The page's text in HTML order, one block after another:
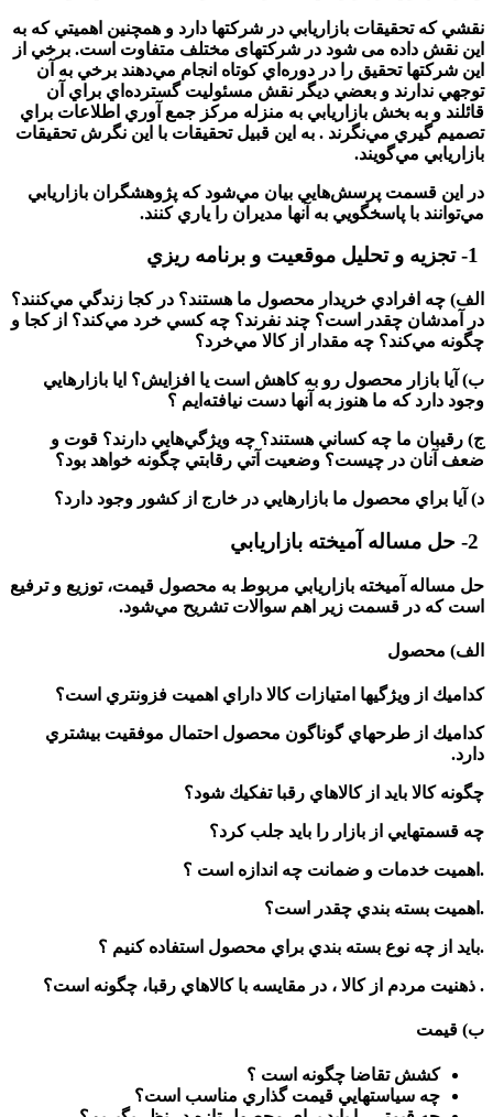
نقشي كه تحقيقات بازاريابي در شرکتها دارد و همچنين اهميتي كه به
اين نقش داده می شود در شرکتهای مختلف متفاوت است. برخي از
اين شرکتها تحقيق را در دوره‌اي كوتاه انجام مي‌دهند برخي به آن
توجهي ندارند و بعضي ديگر نقش مسئوليت گسترده‌اي براي آن
قائلند و به بخش بازاريابي به منزله مركز جمع آوري اطلاعات براي
تصميم گيري مي‌نگرند . به اين قبيل تحقيقات با اين نگرش تحقيقات
بازاريابي مي‌گويند.
در اين قسمت پرسش‌هايي بيان مي‌شود كه پژوهشگران بازاريابي
مي‌توانند با پاسخگويي به آنها مديران را ياري كنند.
تجزيه و تحليل موقعيت و برنامه ريزي
الف) چه افرادي خريدار محصول ما هستند؟ در كجا زندگي مي‌كنند؟
در آمدشان چقدر است؟ چند نفرند؟ چه كسي خرد مي‌كند؟ از كجا و
چگونه مي‌كند؟ چه مقدار از كالا مي‌خرد؟
ب) آيا بازار محصول رو به كاهش است يا افزايش؟ ايا بازارهايي
وجود دارد كه ما هنوز به آنها دست نيافته‌ايم ؟
ج) رقيبان ما چه كساني هستند؟ چه ويژگي‌هايي دارند؟ قوت و
ضعف آنان در چيست؟ وضعيت آتي رقابتي چگونه خواهد بود؟
د) آيا براي محصول ما بازارهايي در خارج از كشور وجود دارد؟
حل مساله آميخته بازاريابي
حل مساله آميخته بازاريابي مربوط به محصول قيمت، توزيع و ترفيع
است كه در قسمت زير اهم سوالات تشريح مي‌شود.
الف) محصول
كداميك از ويژگيها امتيازات كالا داراي اهميت فزونتري است؟
كداميك از طرحهاي گوناگون محصول احتمال موفقيت بيشتري
دارد.
چگونه كالا بايد از كالاهاي رقبا تفكيك شود؟
چه قسمتهايي از بازار را بايد جلب كرد؟
. اهميت خدمات و ضمانت چه اندازه است ؟
. اهميت بسته بندي چقدر است؟
.بايد از چه نوع بسته بندي براي محصول استفاده كنيم ؟
. ذهنيت مردم از كالا ، در مقايسه با كالاهاي رقبا، چگونه است؟
ب) قيمت
كشش تقاضا چگونه است ؟
چه سياستهايي قيمت گذاري مناسب است؟